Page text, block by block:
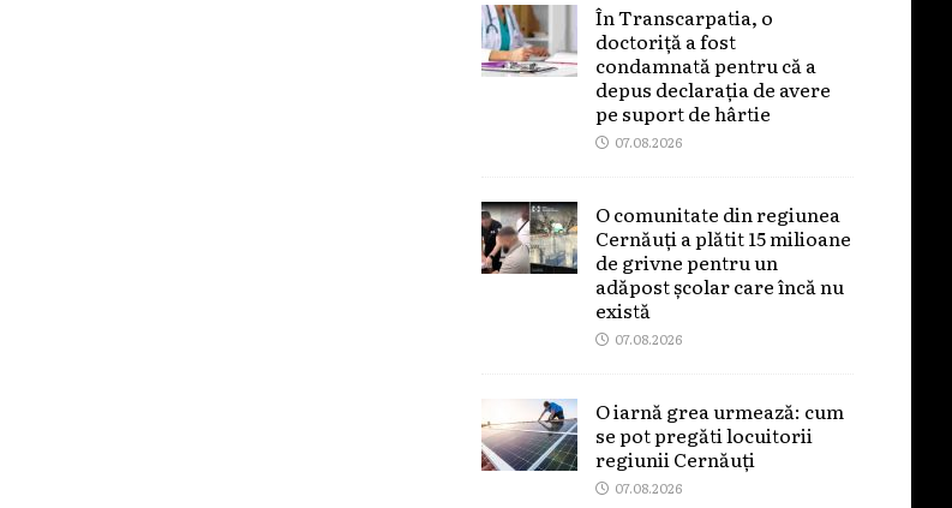
În Transcarpatia, o
doctoriță a fost
condamnată pentru că a
depus declarația de avere
pe suport de hârtie
07.08.2026
O comunitate din regiunea
Cernăuți a plătit 15 milioane
de grivne pentru un
adăpost școlar care încă nu
există
07.08.2026
O iarnă grea urmează: cum
se pot pregăti locuitorii
regiunii Cernăuți
07.08.2026